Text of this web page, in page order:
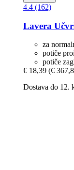
4.4 (162)
Lavera
za
potiče
potiče
€ 18,39 (€
Dostava do 12.